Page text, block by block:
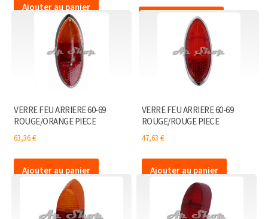
Ajouter au panier
Ajouter au panier
VERRE FEU ARRIERE 60-69
ROUGE/ORANGE PIECE
63,36€
Ajouter au panier
VERRE FEU ARRIERE 60-69
ROUGE/ROUGE PIECE
47,63 €
Ajouter au panier